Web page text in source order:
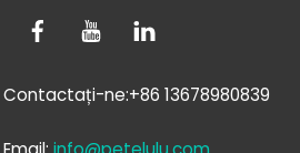
Contactați-ne:+86 13678980839